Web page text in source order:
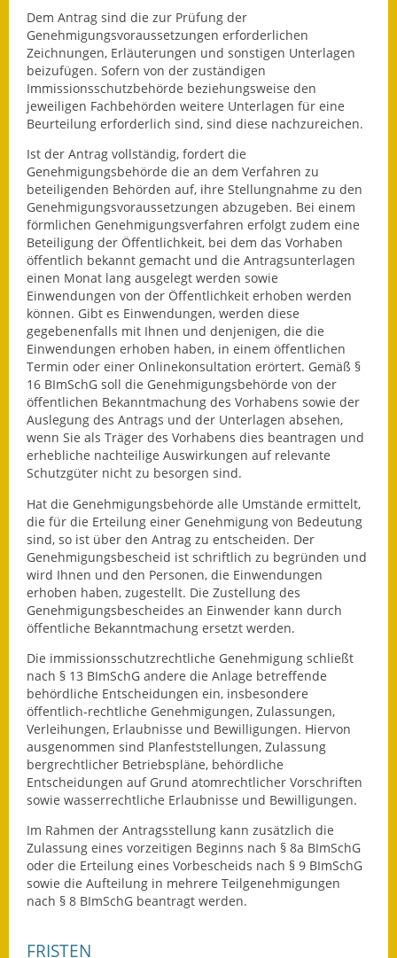
Feuerwehr
Freizeit- & Sportstätten
Gesundheit & Soziales
Kirchen
Termine &
Veranstaltungen
Vereine
Wirtschaft
Ausschreibung von
Baumaßnahmen
Firmenliste
Dem Antrag sind die zur Prüfung der
Genehmigungsvoraussetzungen erforderlichen
Zeichnungen, Erläuterungen und sonstigen Unterlagen
beizufügen. Sofern von der zuständigen
Immissionsschutzbehörde beziehungsweise den
jeweiligen Fachbehörden weitere Unterlagen für eine
Beurteilung erforderlich sind, sind diese nachzureichen.
Ist der Antrag vollständig, fordert die
Genehmigungsbehörde die an dem Verfahren zu
beteiligenden Behörden auf, ihre Stellungnahme zu den
Genehmigungsvoraussetzungen abzugeben. Bei einem
förmlichen Genehmigungsverfahren erfolgt zudem eine
Beteiligung der Öffentlichkeit, bei dem das Vorhaben
öffentlich bekannt gemacht und die Antragsunterlagen
einen Monat lang ausgelegt werden sowie
Einwendungen von der Öffentlichkeit erhoben werden
können. Gibt es Einwendungen, werden diese
gegebenenfalls mit Ihnen und denjenigen, die die
Einwendungen erhoben haben, in einem öffentlichen
Termin oder einer Onlinekonsultation erörtert. Gemäß §
16 BImSchG soll die Genehmigungsbehörde von der
öffentlichen Bekanntmachung des Vorhabens sowie der
Auslegung des Antrags und der Unterlagen absehen,
wenn Sie als Träger des Vorhabens dies beantragen und
erhebliche nachteilige Auswirkungen auf relevante
Schutzgüter nicht zu besorgen sind.
Hat die Genehmigungsbehörde alle Umstände ermittelt,
die für die Erteilung einer Genehmigung von Bedeutung
sind, so ist über den Antrag zu entscheiden. Der
Genehmigungsbescheid ist schriftlich zu begründen und
wird Ihnen und den Personen, die Einwendungen
erhoben haben, zugestellt. Die Zustellung des
Genehmigungsbescheides an Einwender kann durch
öffentliche Bekanntmachung ersetzt werden.
Die immissionsschutzrechtliche Genehmigung schließt
nach § 13 BImSchG andere die Anlage betreffende
behördliche Entscheidungen ein, insbesondere
öffentlich-rechtliche Genehmigungen, Zulassungen,
Verleihungen, Erlaubnisse und Bewilligungen. Hiervon
ausgenommen sind Planfeststellungen, Zulassung
bergrechtlicher Betriebspläne, behördliche
Entscheidungen auf Grund atomrechtlicher Vorschriften
sowie wasserrechtliche Erlaubnisse und Bewilligungen.
Im Rahmen der Antragsstellung kann zusätzlich die
Zulassung eines vorzeitigen Beginns nach § 8a BImSchG
oder die Erteilung eines Vorbescheids nach § 9 BImSchG
sowie die Aufteilung in mehrere Teilgenehmigungen
nach § 8 BImSchG beantragt werden.
FRISTEN